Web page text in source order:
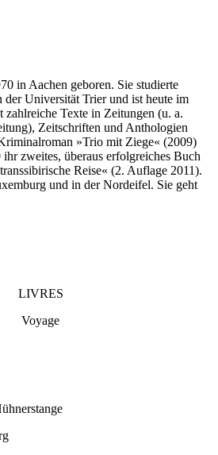
in Aachen geboren. Sie studierte
der Universität Trier und ist heute im
zahlreiche Texte in Zeitungen (u. a.
Zeitschriften und Anthologien
»Trio mit Ziege« (2009)
zweites, überaus erfolgreiches Buch
Reise« (2. Auflage 2011).
und in der Nordeifel. Sie geht
LIVRES
Voyage